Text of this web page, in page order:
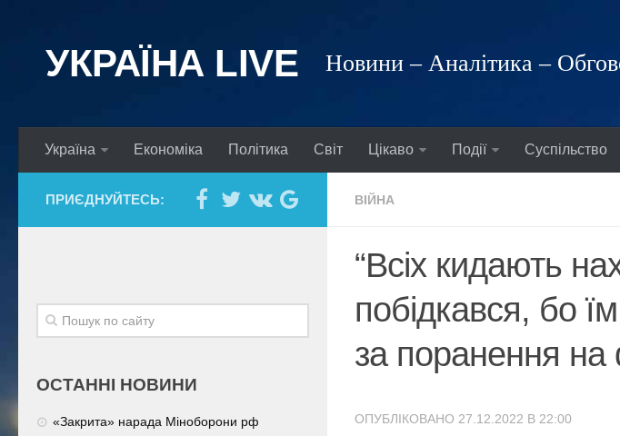
УКРАЇНА LIVE Новини – Аналітика –
Україна Економіка Політика Світ Цікаво Події Суспільство
ВІЙНА
“Всіх кидають
побідкався, бо
за поранення на
ОПУБЛІКОВАНО 27.12.2022 В 22:00
ПРИЄДНУЙТЕСЬ:
ОСТАННІ НОВИНИ
«Закрита» нарада Міноборони рф